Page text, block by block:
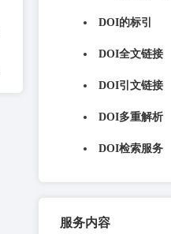
DOI的标引
DOI全文链接
DOI引文链接
DOI多重解析
DOI检索服务
服务内容